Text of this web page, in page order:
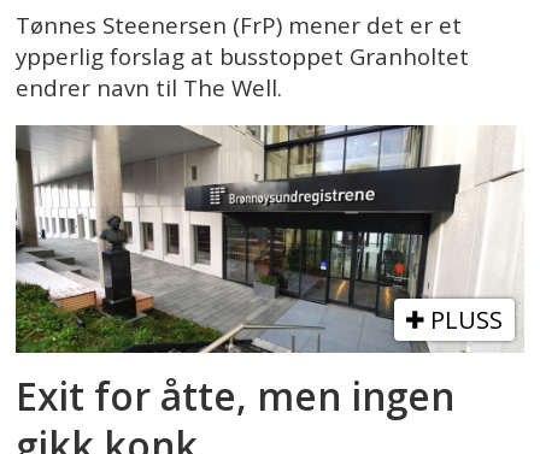
Tønnes Steenersen (FrP) mener det er et
ypperlig forslag at busstoppet Granholtet
endrer navn til The Well.
PLUSS
Exit for åtte, men ingen